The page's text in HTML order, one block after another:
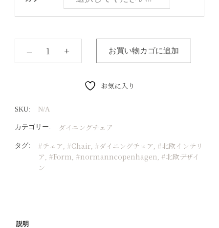
‒ + お買い物カゴに追加
お気に入り
SKU: N/A
カテゴリー: ダイニングチェア
タグ: #チェア , #Chair, #ダイニングチェア , #北欧インテリ
ア , #Form, #normanncopenhagen, #北欧デザイ
ン
説明